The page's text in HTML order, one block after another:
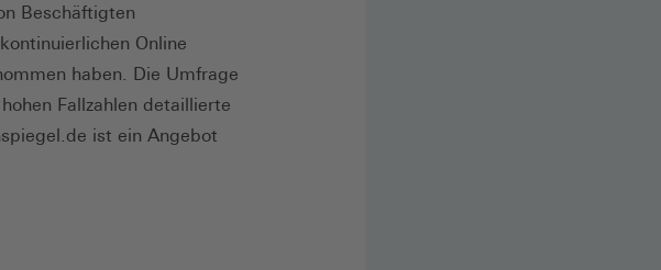
Beschäftigten
Online
haben. Die Umfrage
Fallzahlen detaillierte
ist ein Angebot